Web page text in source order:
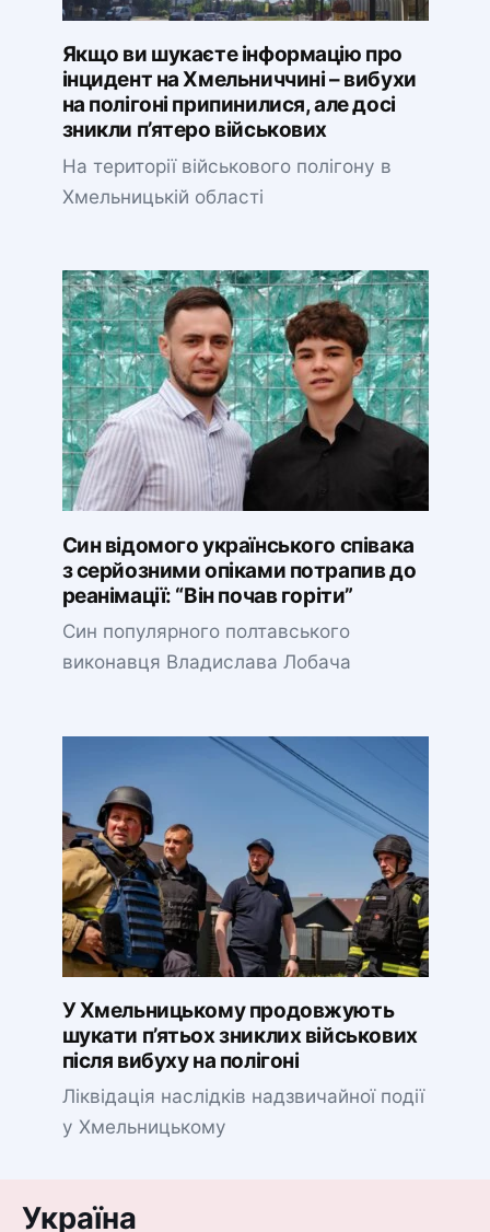
Якщо ви шукаєте інформацію про
інцидент на Хмельниччині – вибухи
на полігоні припинилися, але досі
зникли п’ятеро військових
На території військового полігону в
Хмельницькій області
Син відомого українського співака
з серйозними опіками потрапив до
реанімації: “Він почав горіти”
Син популярного полтавського
виконавця Владислава Лобача
У Хмельницькому продовжують
шукати п’ятьох зниклих військових
після вибуху на полігоні
Ліквідація наслідків надзвичайної події
у Хмельницькому
Україна